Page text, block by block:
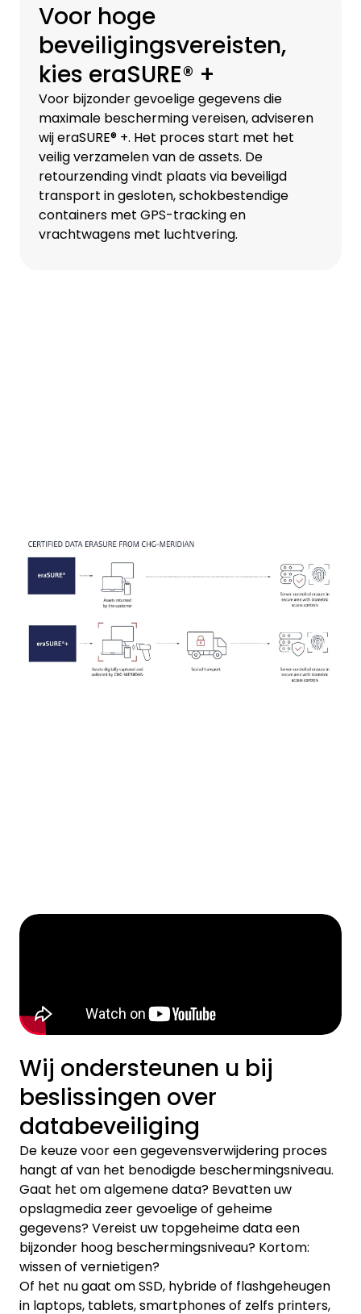
Voor hoge
beveiligingsvereisten,
kies eraSURE® +
Voor bijzonder gevoelige gegevens die
maximale bescherming vereisen, adviseren
wij eraSURE® +. Het proces start met het
veilig verzamelen van de assets. De
retourzending vindt plaats via beveiligd
transport in gesloten, schokbestendige
containers met GPS-tracking en
vrachtwagens met luchtvering.
Wij ondersteunen u bij
beslissingen over
databeveiliging
De keuze voor een gegevensverwijdering proces
hangt af van het benodigde beschermingsniveau.
Gaat het om algemene data? Bevatten uw
opslagmedia zeer gevoelige of geheime
gegevens? Vereist uw topgeheime data een
bijzonder hoog beschermingsniveau? Kortom:
wissen of vernietigen?
Of het nu gaat om SSD, hybride of flashgeheugen
in laptops, tablets, smartphones of zelfs printers,